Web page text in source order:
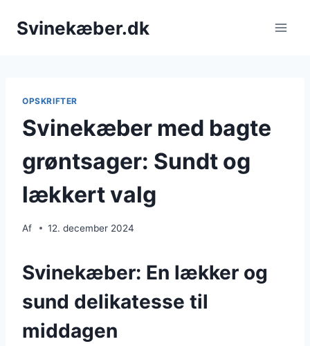
Svinekæber.dk
OPSKRIFTER
Svinekæber med bagte
grøntsager: Sundt og
lækkert valg
Af 12. december 2024
Svinekæber: En lækker og
sund delikatesse til
middagen